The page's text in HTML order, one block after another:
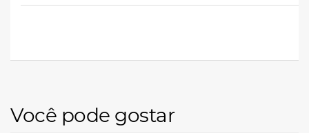
Você pode gostar